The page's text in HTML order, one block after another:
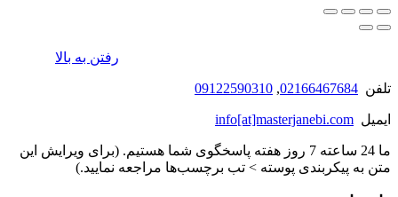
رفتن به بالا
تلفن 02166467684
,
09122590310
ایمیل info[at]masterjanebi.com
ما 24 ساعته 7 روز هفته پاسخگوی شما هستیم. (برای ویرایش این
متن به پیکربندی پوسته > تب برچسب‌ها مراجعه نمایید.)